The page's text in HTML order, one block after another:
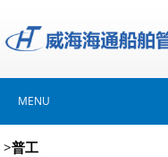
MENU
>普工